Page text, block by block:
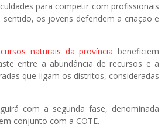
para competir com profissionais
os jovens defendem a criação e
naturais da província beneficiem
entre a abundância de recursos e a
que ligam os distritos, consideradas
com a segunda fase, denominada
conjunto com a COTE.